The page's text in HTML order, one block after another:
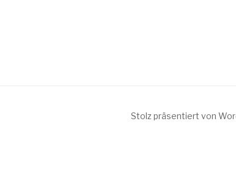
Stolz präsentiert von